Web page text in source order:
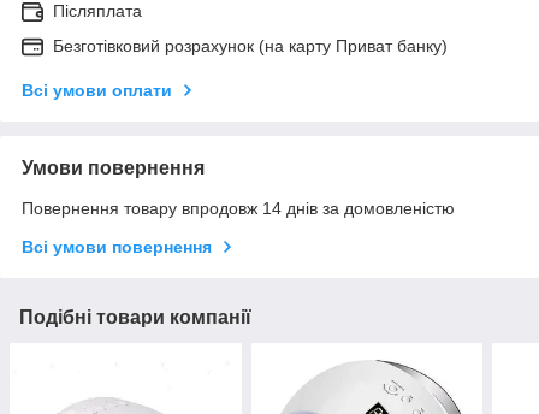
Післяплата
Безготівковий розрахунок (на карту Приват банку)
Всі умови оплати
Умови повернення
Повернення товару впродовж 14 днів за домовленістю
Всі умови повернення
Подібні товари компанії